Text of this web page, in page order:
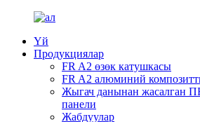
Үй
Продукциялар
FR A2 өзөк катушкасы
FR A2 алюминий
Жыгач данынан жасалган
панели
Жабдуулар